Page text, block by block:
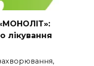
лікування